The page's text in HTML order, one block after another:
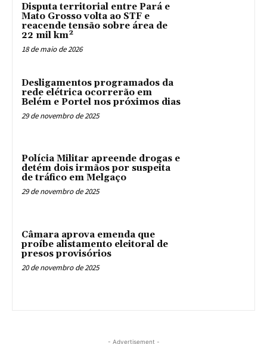
Disputa territorial entre Pará e
Mato Grosso volta ao STF e
reacende tensão sobre área de
22 mil km²
18 de maio de 2026
Desligamentos programados da
rede elétrica ocorrerão em
Belém e Portel nos próximos dias
29 de novembro de 2025
Polícia Militar apreende drogas e
detém dois irmãos por suspeita
de tráfico em Melgaço
29 de novembro de 2025
Câmara aprova emenda que
proíbe alistamento eleitoral de
presos provisórios
20 de novembro de 2025
- Advertisement -